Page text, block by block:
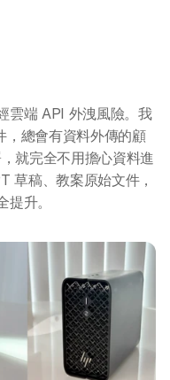
雲端 API 外洩風險。我
總會有資料外傳的顧
就完全不用擔心資料進
草稿、教案原始文件，
升。